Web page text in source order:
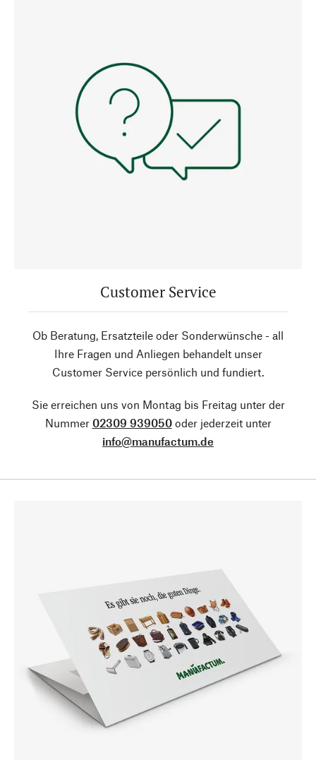
Customer Service
Ob Beratung, Ersatzteile oder Sonderwünsche - all
Ihre Fragen und Anliegen behandelt unser
Customer Service persönlich und fundiert.
Sie erreichen uns von Montag bis Freitag unter der
Nummer 02309 939050oder jederzeit unter
info@manufactum.de